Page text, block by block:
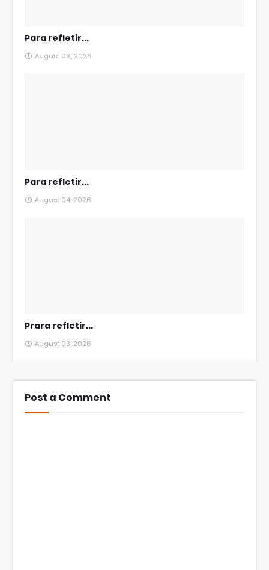
Para refletir...
August 06, 2026
Para refletir...
August 04, 2026
Prara refletir...
August 03, 2026
Post a Comment